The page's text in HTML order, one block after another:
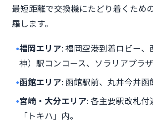
最短距離で交換機にたどり着くため
羅します。
•福岡エリア: 福岡空港到着ロビー、
神）駅コンコース、ソラリアプラザ
•函館エリア: 函館駅前、丸井今井函
•宮崎・大分エリア: 各主要駅改札付
「トキハ」内。